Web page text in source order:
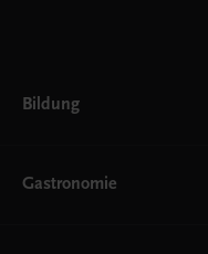
Bildung
AHS
Gastronomie